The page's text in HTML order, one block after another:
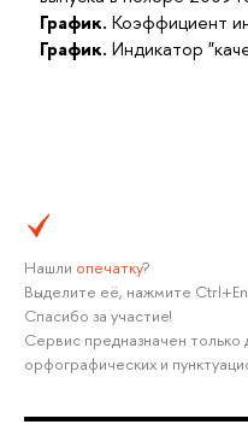
График. Коэффициент
График. Индикатор
Нашли опечатку?
Выделите её, нажмите
Спасибо за участие!
Сервис предназначен
орфографических и